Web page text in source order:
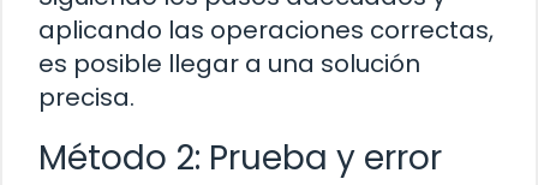
aplicando las operaciones correctas,
es posible llegar a una solución
precisa.
Método 2: Prueba y error